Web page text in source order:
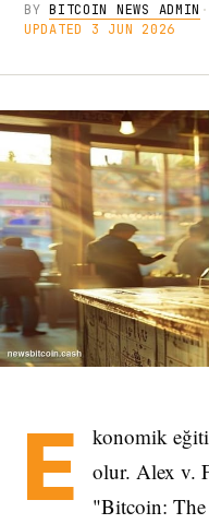
BYBITCOIN NEWS ADMIN ·
UPDATED 3 JUN 2026
E
konomik
olur. Alex v.
"Bitcoin: